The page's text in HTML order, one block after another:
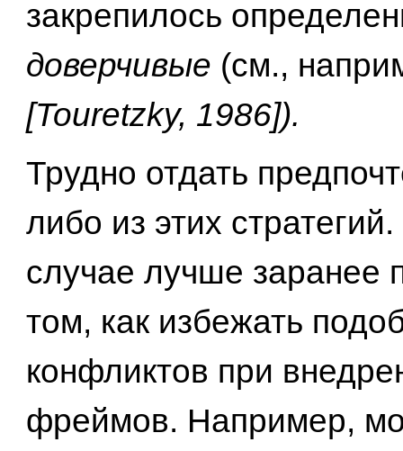
закрепилось
доверчивые (см.,
[Touretzky, 1986]).
Трудно отдать
либо из этих
случае лучше заранее
том, как избежать
конфликтов при
фреймов. Например,